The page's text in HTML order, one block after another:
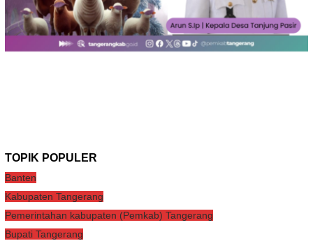
TOPIK POPULER
Banten
Kabupaten Tangerang
Pemerintahan kabupaten (Pemkab) Tangerang
Bupati Tangerang